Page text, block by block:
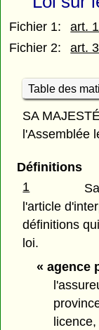
Fichier 1:
art.
Fichier 2:
art.
Table des
SA
l'Assemblée
Définitions
1
l'article
définitions
loi.
« agence